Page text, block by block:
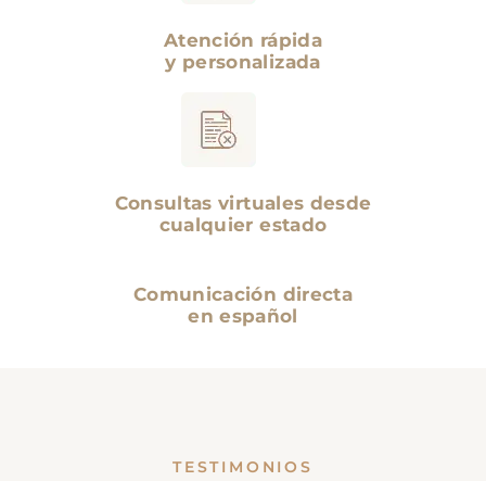
Atención rápida
y personalizada
Consultas virtuales desde
cualquier estado
Comunicación directa
en español
TESTIMONIOS